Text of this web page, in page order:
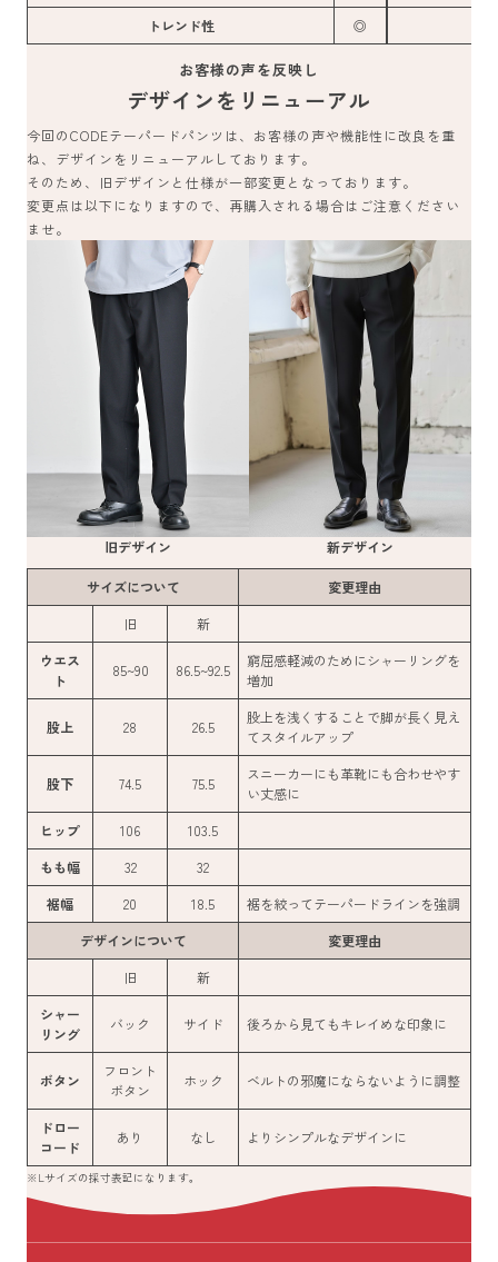
トレンド性
◎
お客様の声を反映し
デザインをリニューアル
今回のCODEテーパードパンツは、お客様の声や機能性に改良を重
ね、デザインをリニューアルしております。
そのため、旧デザインと仕様が一部変更となっております。
変更点は以下になりますので、再購入される場合はご注意ください
ませ。
旧デザイン 新デザイン
サイズについて
変更理由
旧
新
ウエス
ト
85~90 86.5~92.5
窮屈感軽減のためにシャーリングを
増加
股上 28 26.5
股上を浅くすることで脚が長く見え
てスタイルアップ
股下 74.5 75.5
スニーカーにも革靴にも合わせやす
い丈感に
ヒップ
106
103.5
もも幅
32
32
裾幅
20 18.5
裾を絞ってテーパードラインを強調
デザインについて
変更理由
旧
新
シャー
リング
バック サイド 後ろから見てもキレイめな印象に
ボタン
フロント
ボタン
ホック ベルトの邪魔にならないように調整
ドロー
コード
あり なし よりシンプルなデザインに
※Lサイズの採寸表記になります。